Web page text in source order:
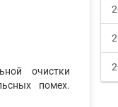
очистки
помех.